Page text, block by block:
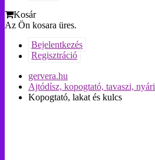
Kosár
Az Ön kosara üres.
Bejelentkezés
Regisztráció
gervera.hu
Ajtódísz, kopogtató, tavaszi, nyári
Kopogtató, lakat és kulcs